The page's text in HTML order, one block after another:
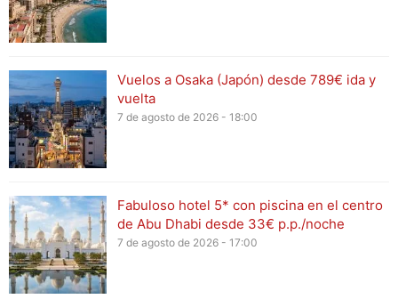
Vuelos a Osaka (Japón) desde 789€ ida y
vuelta
7 de agosto de 2026 - 18:00
Fabuloso hotel 5* con piscina en el centro
de Abu Dhabi desde 33€ p.p./noche
7 de agosto de 2026 - 17:00